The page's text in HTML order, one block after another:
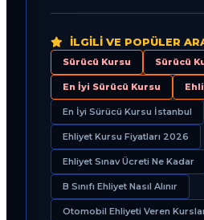
İLGILI VE POPÜLER
Sürücü Kursu Sürücü
En İyi Sürücü Kursu
En İyi Sürücü Kursu İstanbul
Ehliyet Kursu Fiyatları 2026
Ehliyet Sınav Ücreti Ne Kadar
B Sınıfı Ehliyet Nasıl Alınır
Otomobil Ehliyeti Veren